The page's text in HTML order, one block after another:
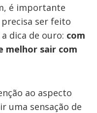
é importante
ser feito
dica de ouro: com
melhor sair com
ao aspecto
uma sensação de